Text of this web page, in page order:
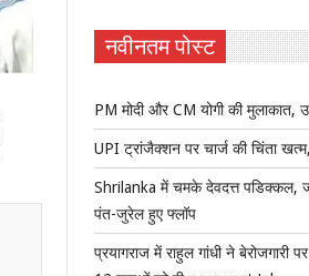
नवीनतम पोस्ट
PM मोदी और CM योगी की मुलाकात,
UPI ट्रांजैक्शन पर चार्ज की चिंता
Shrilanka में चमके देवदत्त पडिक्कल,
पंत-जुरेल हुए फ्लॉप
प्रयागराज में राहुल गांधी ने बेरोजगारी